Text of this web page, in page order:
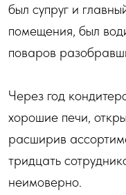
был супруг и
помещения, был
поваров
Через год
хорошие печи,
расширив
тридцать
неимоверно.